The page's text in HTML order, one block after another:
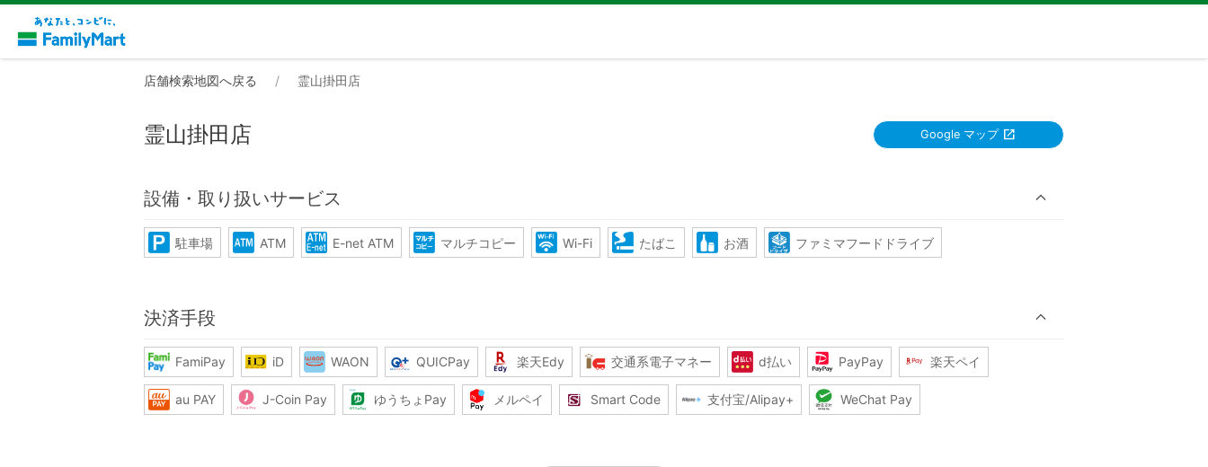
店舗検索地図へ戻る 霊山掛田店
霊山掛田店 Google マップ
設備・取り扱いサービス
駐車場 ATM E-net ATM マルチコピー Wi-Fi たばこ お酒 ファミマフードドライブ
決済手段
FamiPay iD WAON QUICPay 楽天Edy 交通系電子マネー d払い PayPay 楽天ペイ
au PAY J-Coin Pay ゆうちょPay メルペイ Smart Code 支付宝/Alipay+ WeChat Pay